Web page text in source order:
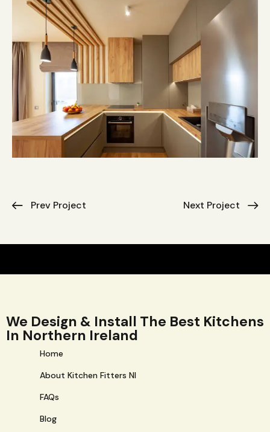
Prev Project Next Project
We Design & Install The Best Kitchens
In Northern Ireland
Home
About Kitchen Fitters NI
FAQs
Blog